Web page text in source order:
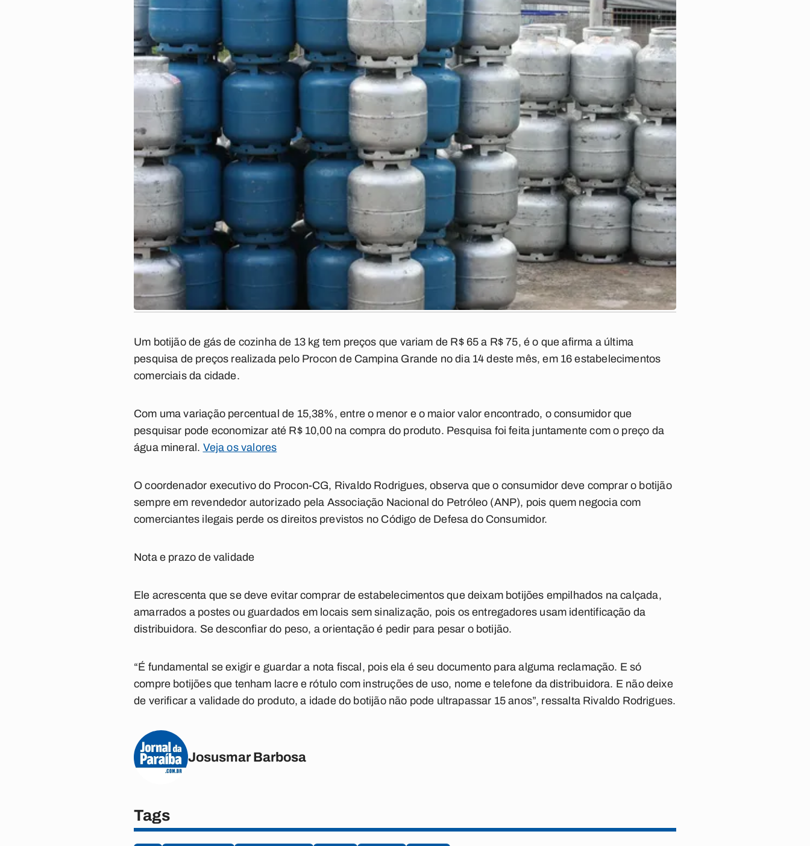
Um botijão de gás de cozinha de 13 kg tem preços que variam de R$ 65 a R$ 75, é o que afirma a última
pesquisa de preços realizada pelo Procon de Campina Grande no dia 14 deste mês, em 16 estabelecimentos
comerciais da cidade.
Com uma variação percentual de 15,38%, entre o menor e o maior valor encontrado, o consumidor que
pesquisar pode economizar até R$ 10,00 na compra do produto. Pesquisa foi feita juntamente com o preço da
água mineral. Veja os valores
O coordenador executivo do Procon-CG, Rivaldo Rodrigues, observa que o consumidor deve comprar o botijão
sempre em revendedor autorizado pela Associação Nacional do Petróleo (ANP), pois quem negocia com
comerciantes ilegais perde os direitos previstos no Código de Defesa do Consumidor.
Nota e prazo de validade
Ele acrescenta que se deve evitar comprar de estabelecimentos que deixam botijões empilhados na calçada,
amarrados a postes ou guardados em locais sem sinalização, pois os entregadores usam identificação da
distribuidora. Se desconfiar do peso, a orientação é pedir para pesar o botijão.
“É fundamental se exigir e guardar a nota fiscal, pois ela é seu documento para alguma reclamação. E só
compre botijões que tenham lacre e rótulo com instruções de uso, nome e telefone da distribuidora. E não deixe
de verificar a validade do produto, a idade do botijão não pode ultrapassar 15 anos”, ressalta Rivaldo Rodrigues.
Josusmar Barbosa
Tags